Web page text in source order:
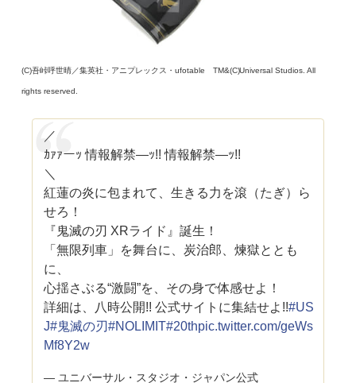
(C)吾峠呼世晴／集英社・アニプレックス・ufotable TM&(C)Universal Studios. All
rights reserved.
／
ｶｧｧーｯ 情報解禁―ｯ!! 情報解禁―ｯ!!
＼
紅蓮の炎に包まれて、生きる力を滾（たぎ）ら
せろ！
『鬼滅の刃 XRライド』誕生！
「無限列車」を舞台に、炭治郎、煉󠄁獄ととも
に、
心揺さぶる“激闘”を、その身で体感せよ！
詳細は、八時公開!! 公式サイトに集結せよ!!#US
J#鬼滅の刃#NOLIMIT#20thpic.twitter.com/geWs
Mf8Y2w
— ユニバーサル・スタジオ・ジャパン公式